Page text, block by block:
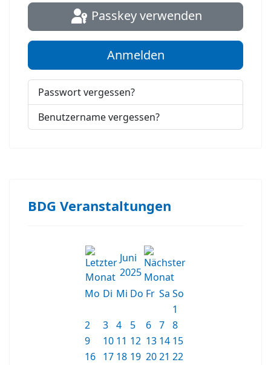
Passkey verwenden
Anmelden
Passwort vergessen?
Benutzername vergessen?
BDG Veranstaltungen
Juni
2025
Mo Di Mi Do Fr Sa So
1
2
3 4 5 6 7 8
9
10 11 12 13 14 15
16 17 18 19 2021 22